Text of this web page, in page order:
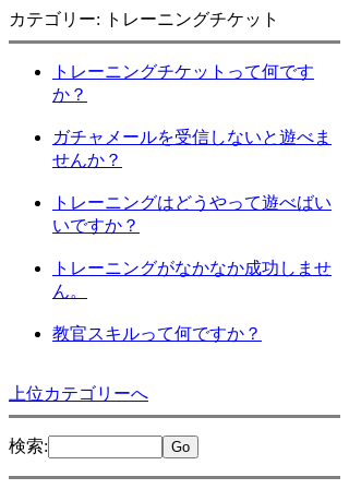
カテゴリー: トレーニングチケット
トレーニングチケットって何です
か？
ガチャメールを受信しないと遊べま
せんか？
トレーニングはどうやって遊べばい
いですか？
トレーニングがなかなか成功しませ
ん。
教官スキルって何ですか？
上位カテゴリーへ
検索: